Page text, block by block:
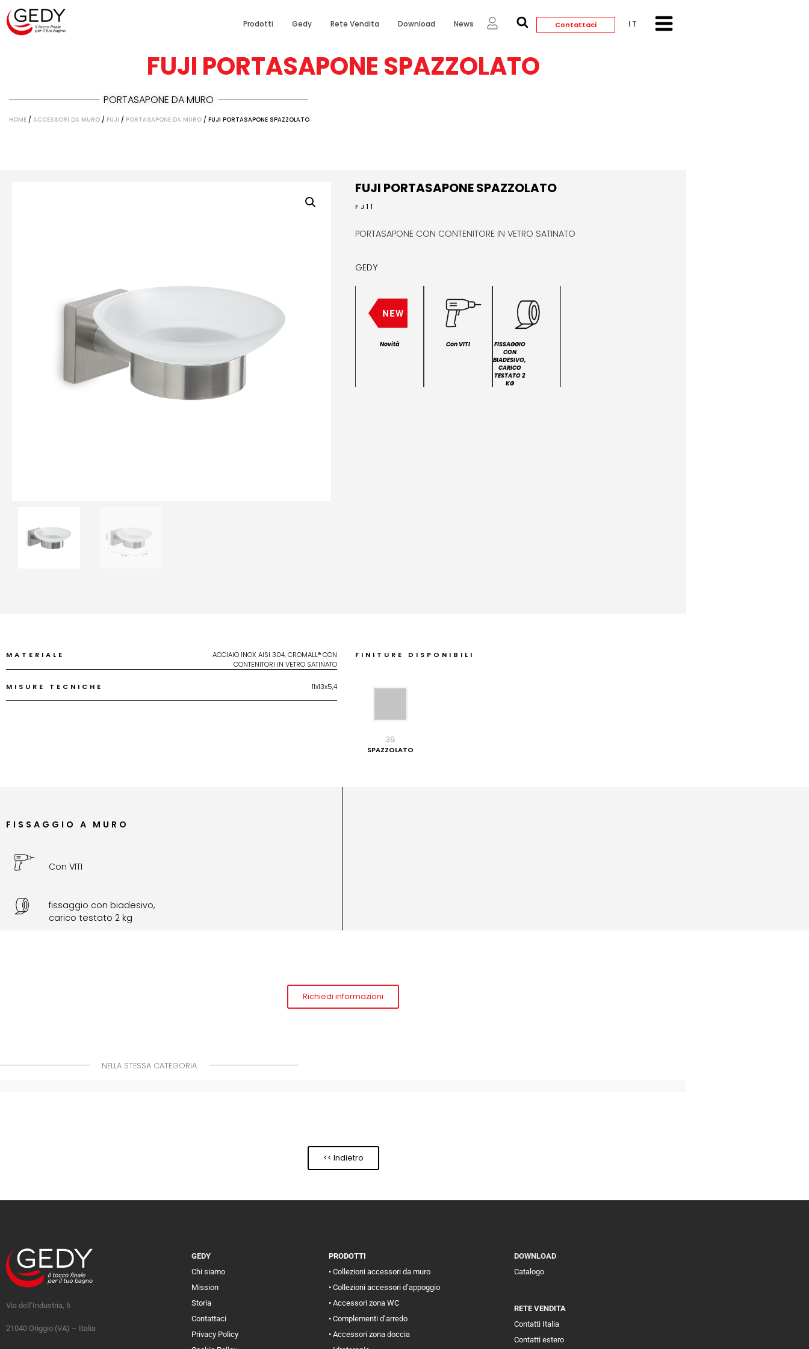
Prodotti Gedy Rete Vendita Download News Contattaci ITALIANO
FUJI PORTASAPONE SPAZZOLATO
PORTASAPONE DA MURO
HOME / ACCESSORI DA MURO / FUJI / PORTASAPONE DA MURO / FUJI PORTASAPONE SPAZZOLATO
FUJI PORTASAPONE SPAZZOLATO
FJ11
PORTASAPONE CON CONTENITORE IN VETRO SATINATO
GEDY
Novità Con VITI
FISSAGGIO
CON
BIADESIVO,
CARICO
TESTATO 2
KG
MATERIALE
ACCIAIO INOX AISI 304, CROMALL® CON
CONTENITORI IN VETRO SATINATO
MISURE TECNICHE 11x13x5,4
FINITURE DISPONIBILI
38
SPAZZOLATO
FISSAGGIO A MURO
Con VITI
fissaggio con biadesivo,
carico testato 2 kg
Richiedi informazioni
NELLA STESSA CATEGORIA
<< Indietro
Via dell’Industria, 6
21040 Origgio (VA) – Italia
GEDY
Chi siamo
Mission
Storia
Contattaci
Privacy Policy
PRODOTTI
• Collezioni accessori da muro
• Collezioni accessori d’appoggio
• Accessori zona WC
• Complementi d’arredo
• Accessori zona doccia
DOWNLOAD
Catalogo
RETE VENDITA
Contatti Italia
Contatti estero